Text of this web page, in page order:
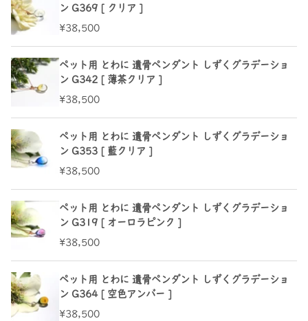
ン G369 [ クリア ]
¥38,500
ペット用 とわに 遺骨ペンダント しずくグラデーショ
ン G342 [ 薄茶クリア ]
¥38,500
ペット用 とわに 遺骨ペンダント しずくグラデーショ
ン G353 [ 藍クリア ]
¥38,500
ペット用 とわに 遺骨ペンダント しずくグラデーショ
ン G319 [ オーロラピンク ]
¥38,500
ペット用 とわに 遺骨ペンダント しずくグラデーショ
ン G364 [ 空色アンバー ]
¥38,500